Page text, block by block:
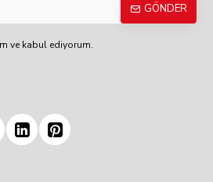
GÖNDER
ve kabul ediyorum.